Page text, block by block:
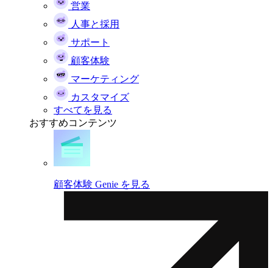
営業
人事と採用
サポート
顧客体験
マーケティング
カスタマイズ
すべてを見る
おすすめコンテンツ
顧客体験 Genie を見る